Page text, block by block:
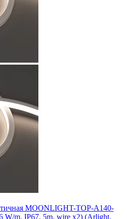
MOONLIGHT-TOP-A140-
W/m, IP67, 5m, wire x2) (Arlight,